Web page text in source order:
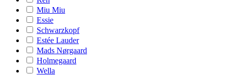
Miu Miu
Essie
Schwarzkopf
Estée Lauder
Mads Nørgaard
Holmegaard
Wella